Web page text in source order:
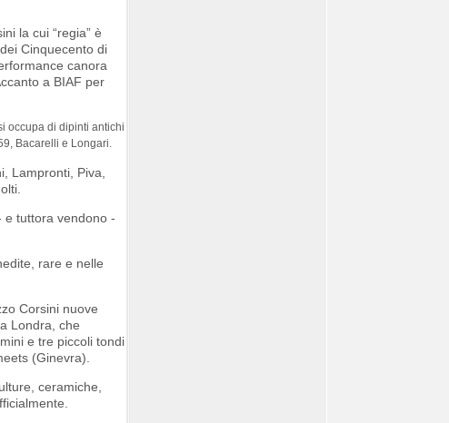
la cui “regia” è
Cinquecento di
canora
a BIAF per
occupa di dipinti antichi
Bacarelli e Longari.
Lampronti, Piva,
e tuttora vendono -
rare e nelle
Corsini nuove
Londra, che
e tre piccoli tondi
(Ginevra).
ceramiche,